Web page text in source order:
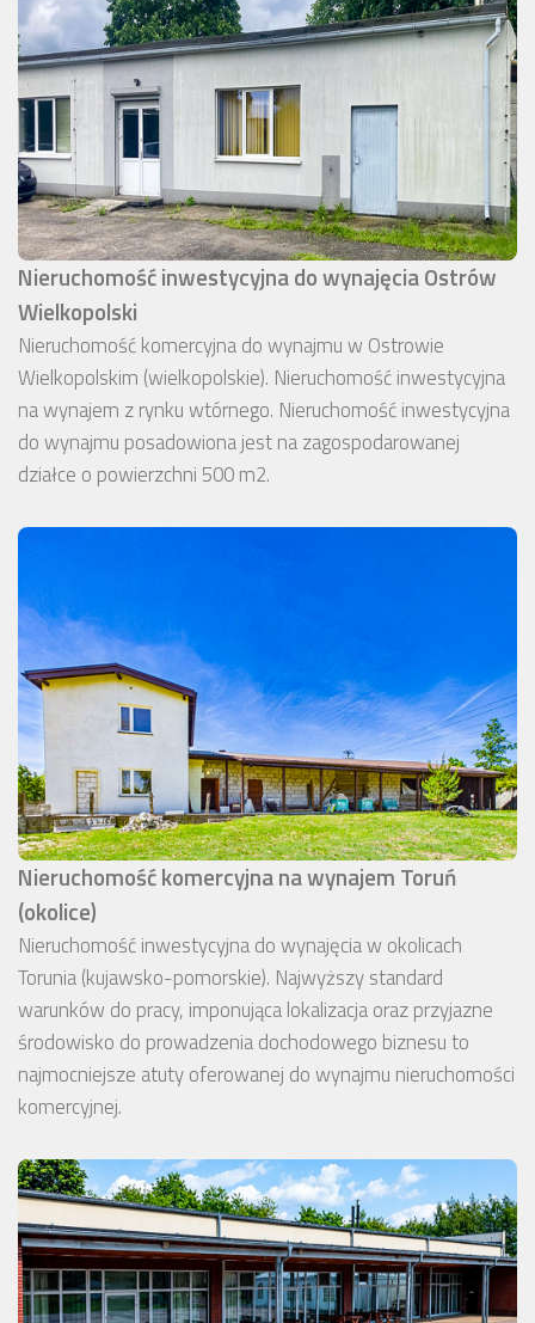
Nieruchomość inwestycyjna do wynajęcia Ostrów
Wielkopolski
Nieruchomość komercyjna do wynajmu w Ostrowie
Wielkopolskim (wielkopolskie). Nieruchomość inwestycyjna
na wynajem z rynku wtórnego. Nieruchomość inwestycyjna
do wynajmu posadowiona jest na zagospodarowanej
działce o powierzchni 500 m2.
Nieruchomość komercyjna na wynajem Toruń
(okolice)
Nieruchomość inwestycyjna do wynajęcia w okolicach
Torunia (kujawsko-pomorskie). Najwyższy standard
warunków do pracy, imponująca lokalizacja oraz przyjazne
środowisko do prowadzenia dochodowego biznesu to
najmocniejsze atuty oferowanej do wynajmu nieruchomości
komercyjnej.